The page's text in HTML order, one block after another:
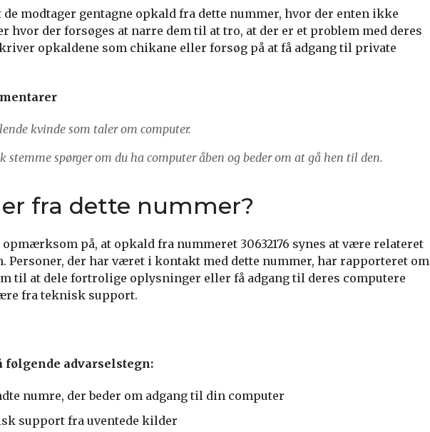
modtager gentagne opkald fra dette nummer, hvor der enten ikke
hvor der forsøges at narre dem til at tro, at der er et problem med deres
opkaldene som chikane eller forsøg på at få adgang til private
kvinde som taler om computer.
stemme spørger om du ha computer åben og beder om at gå hen til den.
fra dette nummer?
på, at opkald fra nummeret 30632176 synes at være relateret
Personer, der har været i kontakt med dette nummer, har rapporteret om
til at dele fortrolige oplysninger eller få adgang til deres computere
fra teknisk support.
advarselstegn:
numre, der beder om adgang til din computer
support fra uventede kilder